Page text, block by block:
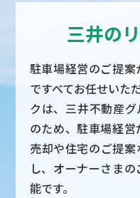
三井の
駐車場経営のご提
ですべてお任せいた
クは、三井不動産
のため、駐車場経
売却や住宅のご提
し、オーナーさま
能です。